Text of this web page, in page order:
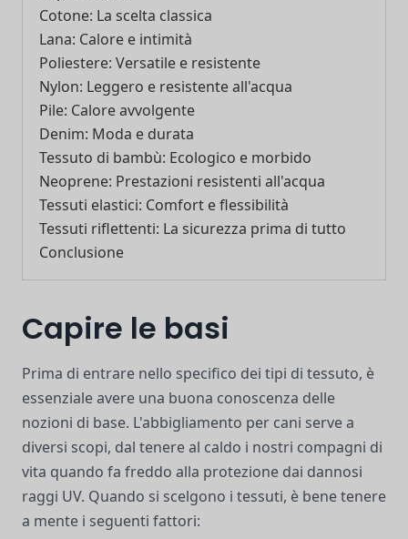
Cotone: La scelta classica
Lana: Calore e intimità
Poliestere: Versatile e resistente
Nylon: Leggero e resistente all'acqua
Pile: Calore avvolgente
Denim: Moda e durata
Tessuto di bambù: Ecologico e morbido
Neoprene: Prestazioni resistenti all'acqua
Tessuti elastici: Comfort e flessibilità
Tessuti riflettenti: La sicurezza prima di tutto
Conclusione
Capire le basi
Prima di entrare nello specifico dei tipi di tessuto, è
essenziale avere una buona conoscenza delle
nozioni di base. L'abbigliamento per cani serve a
diversi scopi, dal tenere al caldo i nostri compagni di
vita quando fa freddo alla protezione dai dannosi
raggi UV. Quando si scelgono i tessuti, è bene tenere
a mente i seguenti fattori: